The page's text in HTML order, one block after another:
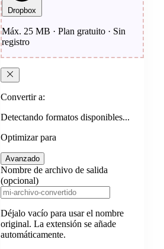
Dropbox
Máx. 25 MB · Plan gratuito · Sin
registro
Convertir a:
Detectando formatos disponibles...
Optimizar para
Avanzado
Nombre de archivo de salida
(opcional)
Déjalo vacío para usar el nombre
original. La extensión se añade
automáticamente.